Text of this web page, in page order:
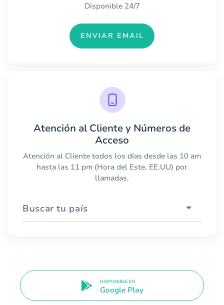
Disponible 24/7
ENVIAR EMAIL
Atención al Cliente y Números de
Acceso
Atención al Cliente todos los días desde las 10 am
hasta las 11 pm (Hora del Este, EE.UU) por
llamadas.
Buscar tu país
DISPONIBLE EN
Google Play